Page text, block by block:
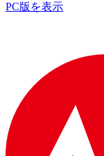
PC版を表示